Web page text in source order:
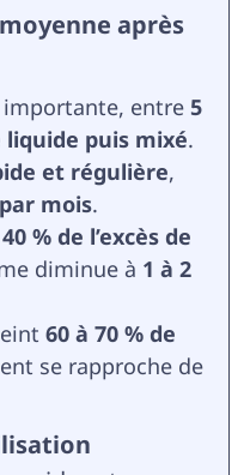
après
importante, entre 5
liquide puis mixé.
et régulière,
mois.
% de l’excès de
diminue à 1 à 2
60 à 70 % de
se rapproche de